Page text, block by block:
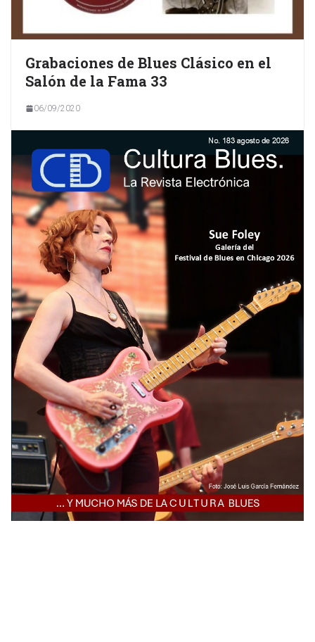
Grabaciones de Blues Clásico en el
Salón de la Fama 33
06/09/2020